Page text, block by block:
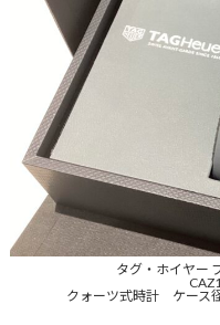
タグ・ホイヤー
クォーツ式時計 ケース